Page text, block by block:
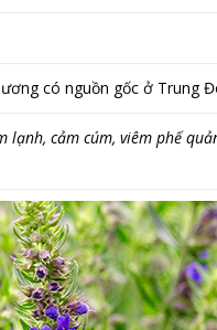
có nguồn gốc ở Trung
cảm cúm, viêm phế